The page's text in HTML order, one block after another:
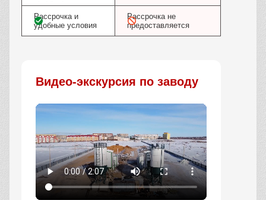
Рассрочка и
удобные условия
Рассрочка не
предоставляется
Видео-экскурсия по заводу